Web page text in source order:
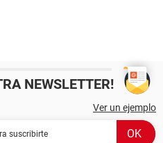
NEWSLETTER!
Ver un ejemplo